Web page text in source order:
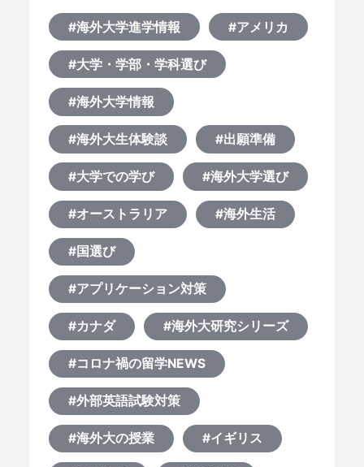
#海外大学進学情報 #アメリカ
#大学・学部・学科選び
#海外大学情報
#海外大生体験談 #出願準備
#大学での学び #海外大学選び
#オーストラリア #海外生活
#国選び
#アプリケーション対策
#カナダ #海外大研究シリーズ
#コロナ禍の留学NEWS
#外部英語試験対策
#海外大の授業 #イギリス